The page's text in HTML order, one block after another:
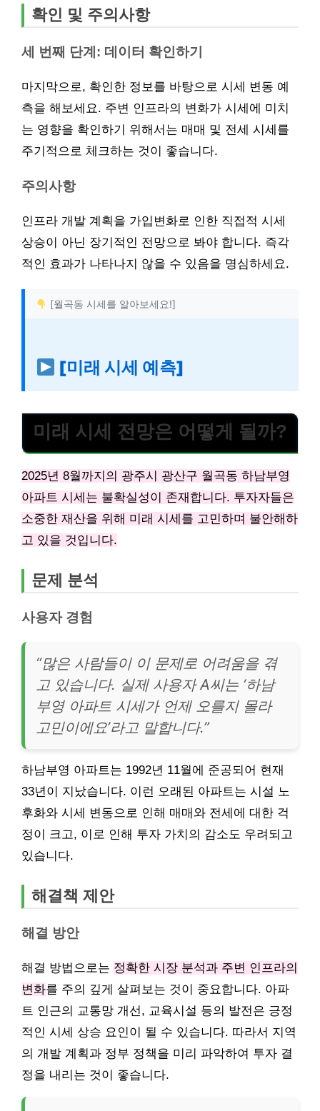
확인 및 주의사항
세 번째 단계: 데이터 확인하기
마지막으로, 확인한 정보를 바탕으로 시세 변동 예
측을 해보세요. 주변 인프라의 변화가 시세에 미치
는 영향을 확인하기 위해서는 매매 및 전세 시세를
주기적으로 체크하는 것이 좋습니다.
주의사항
인프라 개발 계획을 가입변화로 인한 직접적 시세
상승이 아닌 장기적인 전망으로 봐야 합니다. 즉각
적인 효과가 나타나지 않을 수 있음을 명심하세요.
[월곡동 시세를 알아보세요!]
[미래 시세 예측]
미래 시세 전망은 어떻게 될까?
2025년 8월까지의 광주시 광산구 월곡동 하남부영
아파트 시세는 불확실성이 존재합니다. 투자자들은
소중한 재산을 위해 미래 시세를 고민하며 불안해하
고 있을 것입니다.
문제 분석
사용자 경험
“많은 사람들이 이 문제로 어려움을 겪
고 있습니다. 실제 사용자 A씨는 ‘하남
부영 아파트 시세가 언제 오를지 몰라
고민이에요’라고 말합니다.”
하남부영 아파트는 1992년 11월에 준공되어 현재
33년이 지났습니다. 이런 오래된 아파트는 시설 노
후화와 시세 변동으로 인해 매매와 전세에 대한 걱
정이 크고, 이로 인해 투자 가치의 감소도 우려되고
있습니다.
해결책 제안
해결 방안
해결 방법으로는 정확한 시장 분석과 주변 인프라의
변화를 주의 깊게 살펴보는 것이 중요합니다. 아파
트 인근의 교통망 개선, 교육시설 등의 발전은 긍정
적인 시세 상승 요인이 될 수 있습니다. 따라서 지역
의 개발 계획과 정부 정책을 미리 파악하여 투자 결
정을 내리는 것이 좋습니다.